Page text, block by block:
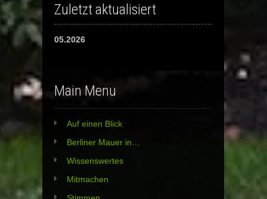
Zuletzt aktualisiert
05.2026
Main Menu
Auf einen Blick
Berliner Mauer in…
Wissenswertes
Mitmachen